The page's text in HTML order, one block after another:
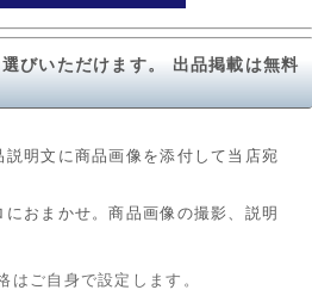
びいただけます。 出品掲載は無料
明文に商品画像を添付して当店宛
おまかせ。商品画像の撮影、説明
はご自身で設定します。